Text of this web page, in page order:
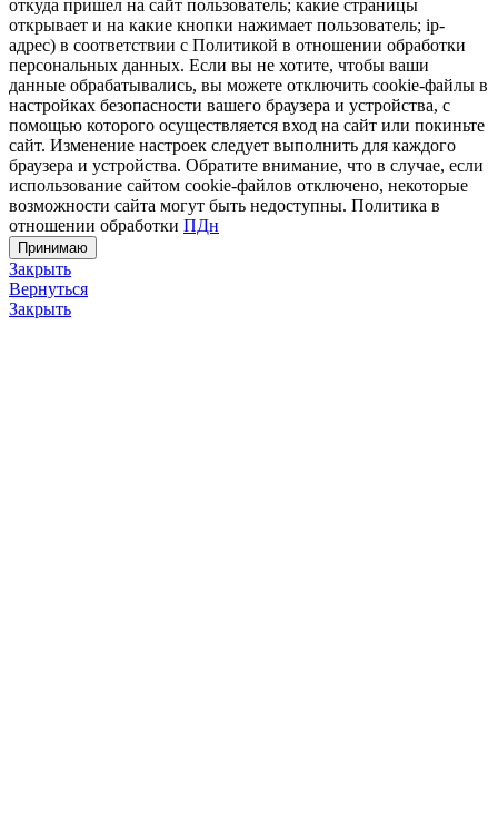
откуда пришел на сайт пользователь; какие страницы
открывает и на какие кнопки нажимает пользователь; ip-
адрес) в соответствии с Политикой в отношении обработки
персональных данных. Если вы не хотите, чтобы ваши
данные обрабатывались, вы можете отключить cookie-файлы в
настройках безопасности вашего браузера и устройства, с
помощью которого осуществляется вход на сайт или покиньте
сайт. Изменение настроек следует выполнить для каждого
браузера и устройства. Обратите внимание, что в случае, если
использование сайтом cookie-файлов отключено, некоторые
возможности сайта могут быть недоступны. Политика в
отношении обработки ПДн
Принимаю
Закрыть
Вернуться
Закрыть